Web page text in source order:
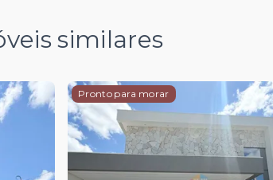
similares
Pronto para morar